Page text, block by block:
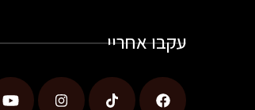
עקבו אחריי